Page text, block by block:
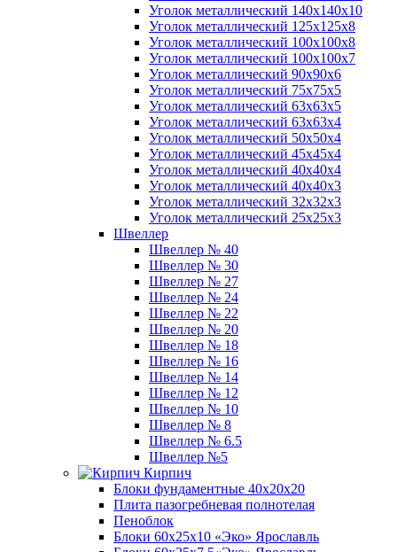
Уголок металлический 140х140х10
Уголок металлический 125х125х8
Уголок металлический 100х100х8
Уголок металлический 100х100х7
Уголок металлический 90х90х6
Уголок металлический 75х75х5
Уголок металлический 63х63х5
Уголок металлический 63х63х4
Уголок металлический 50х50х4
Уголок металлический 45х45х4
Уголок металлический 40х40х4
Уголок металлический 40х40х3
Уголок металлический 32х32х3
Уголок металлический 25х25х3
Швеллер
Швеллер № 40
Швеллер № 30
Швеллер № 27
Швеллер № 24
Швеллер № 22
Швеллер № 20
Швеллер № 18
Швеллер № 16
Швеллер № 14
Швеллер № 12
Швеллер № 10
Швеллер № 8
Швеллер № 6.5
Швеллер №5
Кирпич
Блоки фундаментные 40х20х20
Плита пазогребневая полнотелая
Пеноблок
Блоки 60х25х10 «Эко» Ярославль